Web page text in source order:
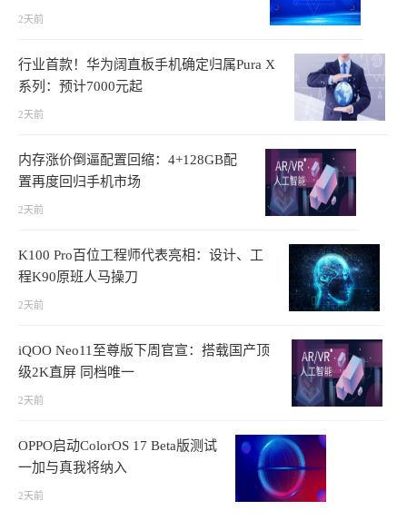
2天前
行业首款！华为阔直板手机确定归属Pura X
系列：预计7000元起
2天前
内存涨价倒逼配置回缩：4+128GB配
置再度回归手机市场
2天前
K100 Pro百位工程师代表亮相：设计、工
程K90原班人马操刀
2天前
iQOO Neo11至尊版下周官宣：搭载国产顶
级2K直屏 同档唯一
2天前
OPPO启动ColorOS 17 Beta版测试
一加与真我将纳入
2天前